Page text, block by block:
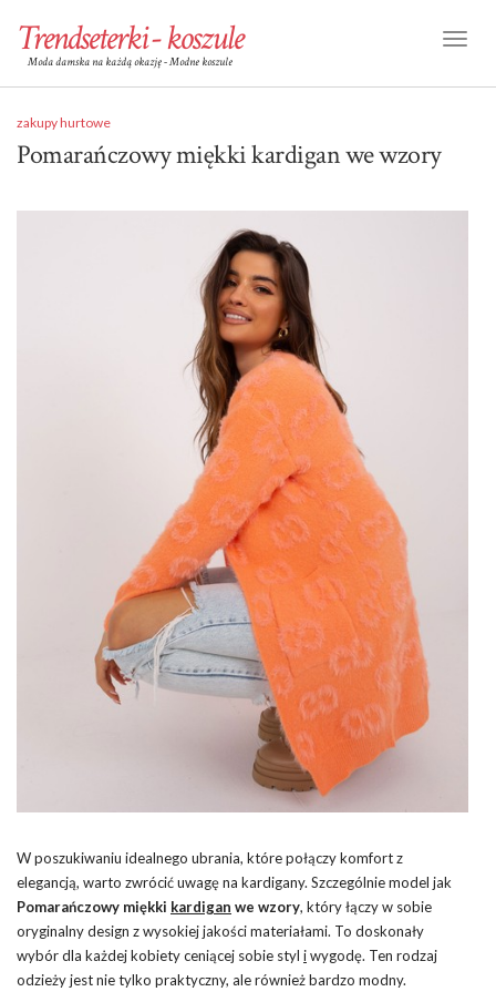
Trendseterki - koszule
Moda damska na każdą okazję - Modne koszule
zakupy hurtowe
Pomarańczowy miękki kardigan we wzory
W poszukiwaniu idealnego ubrania, które połączy komfort z
elegancją, warto zwrócić uwagę na kardigany. Szczególnie model jak
Pomarańczowy miękki kardigan we wzory, który łączy w sobie
oryginalny design z wysokiej jakości materiałami. To doskonały
wybór dla każdej kobiety ceniącej sobie styl iwygodę. Ten rodzaj
odzieży jest nie tylko praktyczny, ale również bardzo modny.